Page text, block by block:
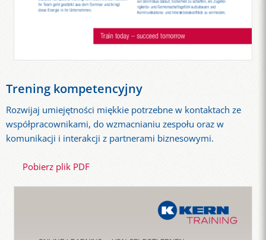
Trening kompetencyjny
Rozwijaj umiejętności miękkie potrzebne w kontaktach ze
współpracownikami, do wzmacnianiu zespołu oraz w
komunikacji i interakcji z partnerami biznesowymi.
Pobierz plik PDF